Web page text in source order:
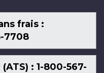
frais :
7708
: 1-800-567-